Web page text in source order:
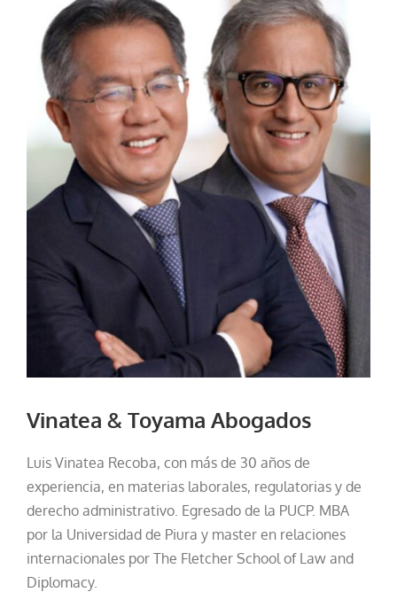
Vinatea & Toyama Abogados
Luis Vinatea Recoba, con más de 30 años de
experiencia, en materias laborales, regulatorias y de
derecho administrativo. Egresado de la PUCP. MBA
por la Universidad de Piura y master en relaciones
internacionales por The Fletcher School of Law and
Diplomacy.